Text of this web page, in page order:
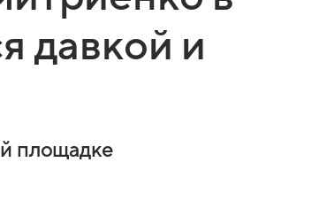
давкой и
площадке